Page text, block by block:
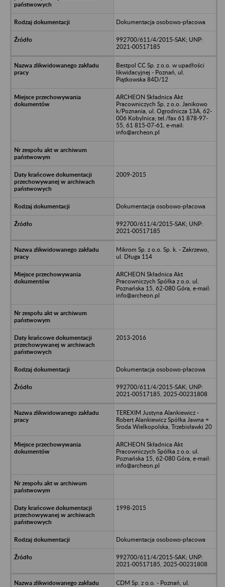
Dokumentacja osobowo-płacowa
992700/611/4/2015-SAK; UNP:
2021-00517185
Bestpol CC Sp. z o.o. w upadłości
likwidacyjnej - Poznań, ul.
Piątkowska 84D/12
ARCHEON Składnica Akt
Pracowniczych Sp. z o.o. Janikowo
k/Poznania, ul. Ogrodnicza 13A, 62-
006 Kobylnica; tel./fax 61 878-97-
55, 61 815-07-61, e-mail:
info@archeon.pl
2009-2015
Dokumentacja osobowo-płacowa
992700/611/4/2015-SAK; UNP:
2021-00517185
Mikrom Sp. z o.o. Sp. k. - Zakrzewo,
ul. Długa 114
ARCHEON Składnica Akt
Pracowniczych Spółka z o.o. ul.
Poznańska 15, 62-080 Góra, e-mail:
info@archeon.pl
2013-2016
Dokumentacja osobowo-płacowa
992700/611/4/2015-SAK; UNP:
2021-00517185, 2025-00231808
TEREXIM Justyna Alankiewicz -
Robert Alankiewicz Spółka Jawna =
Sroda Wielkopolska, Trzebisławki 20
ARCHEON Składnica Akt
Pracowniczych Spółka z o.o. ul.
Poznańska 15, 62-080 Góra, e-mail:
info@archeon.pl
1998-2015
Dokumentacja osobowo-płacowa
992700/611/4/2015-SAK; UNP:
2021-00517185, 2025-00231808
CDM Sp. z o.o. - Poznań, ul.